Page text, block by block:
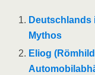
Deutschlands
Mythos
Eliog